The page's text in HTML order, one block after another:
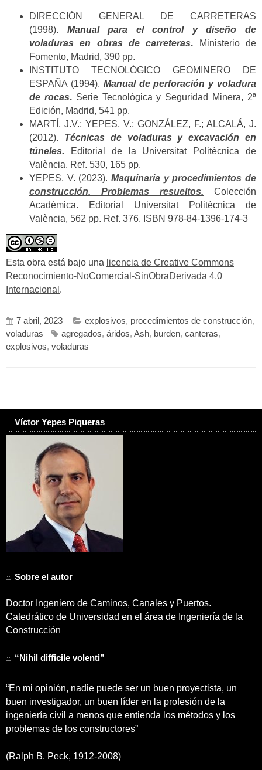
DIRECCIÓN GENERAL DE CARRETERAS
(1998). Manual para el control y diseño de
voladuras en obras de carreteras. Ministerio de
Fomento, Madrid, 390 pp.
INSTITUTO TECNOLÓGICO GEOMINERO DE
ESPAÑA (1994). Manual de perforación y voladura
de rocas.Serie Tecnológica y Seguridad Minera, 2ª
Edición, Madrid, 541 pp.
MARTÍ, J.V.; YEPES, V.; GONZÁLEZ, F.; ALCALÁ, J.
(2012). Técnicas de voladuras y excavación en
túneles. Editorial de la Universitat Politècnica de
València. Ref. 530, 165 pp.
YEPES, V. (2023). Maquinaria y procedimientos de
construcción. Problemas resueltos. Colección
Académica. Editorial Universitat Politècnica de
València, 562 pp. Ref. 376. ISBN 978-84-1396-174-3
Esta obra está bajo una licencia de Creative Commons
Reconocimiento-NoComercial-SinObraDerivada 4.0
Internacional .
7 abril, 2023 explosivos, procedimientos de construcción,
voladuras
agregados, áridos, Ash, burden, canteras,
explosivos, voladuras
Víctor Yepes Piqueras
Sobre el autor
Doctor Ingeniero de Caminos, Canales y Puertos.
Catedrático de Universidad en el área de Ingeniería de la
Construcción
“Nihil difficile volenti”
“En mi opinión, nadie puede ser un buen proyectista, un
buen investigador, un buen líder en la profesión de la
ingeniería civil a menos que entienda los métodos y los
problemas de los constructores”
(Ralph B. Peck, 1912-2008)